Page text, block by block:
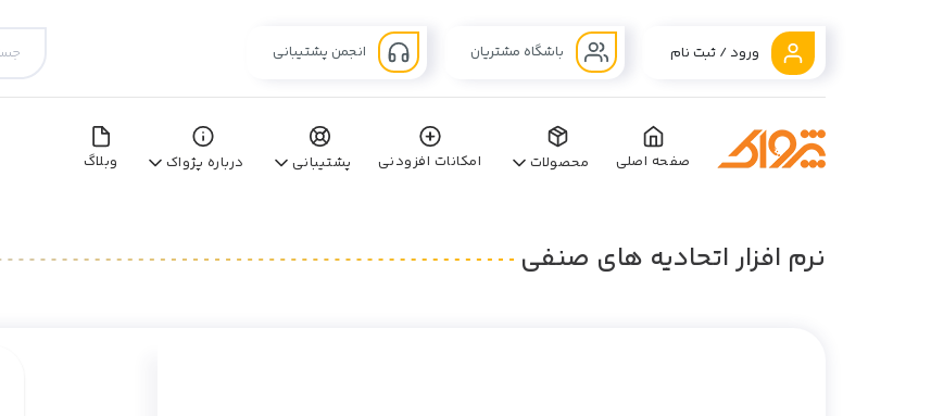
ورود / ثبت نام باشگاه مشتریان انجمن پشتیبانی
صفحه اصلی محصولات امکانات افزودنی پشتیبانی درباره پژواک وبلاگ
نرم افزار اتحادیه های صنفی